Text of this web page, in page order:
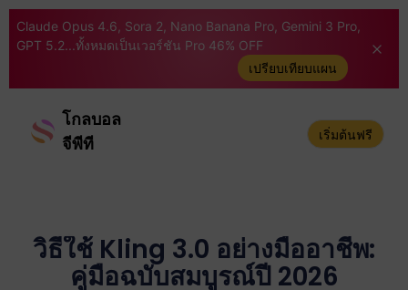
Claude Opus 4.6, Sora 2, Nano Banana Pro, Gemini 3 Pro,
GPT 5.2...ทั้งหมดเป็นเวอร์ชัน Pro 46% OFF
เปรียบเทียบแผน
โกลบอล
จีพีที
เริ่มต้นฟรี
วิธีใช้ Kling 3.0 อย่างมืออาชีพ:
คู่มือฉบับสมบูรณ์ปี 2026